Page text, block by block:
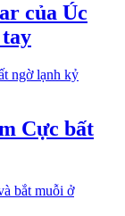
của Úc
Cực bất